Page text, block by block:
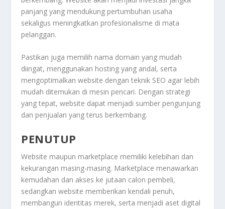
panjang yang mendukung pertumbuhan usaha
sekaligus meningkatkan profesionalisme di mata
pelanggan.
Pastikan juga memilih nama domain yang mudah
diingat, menggunakan hosting yang andal, serta
mengoptimalkan website dengan teknik SEO agar lebih
mudah ditemukan di mesin pencari. Dengan strategi
yang tepat, website dapat menjadi sumber pengunjung
dan penjualan yang terus berkembang.
PENUTUP
Website maupun marketplace memiliki kelebihan dan
kekurangan masing-masing. Marketplace menawarkan
kemudahan dan akses ke jutaan calon pembeli,
sedangkan website memberikan kendali penuh,
membangun identitas merek, serta menjadi aset digital